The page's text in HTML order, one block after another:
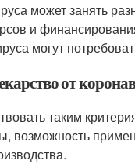
может занять
и
могут
от
таким